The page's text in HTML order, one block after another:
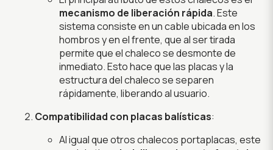
mecanismo de liberación rápida. Este
sistema consiste en un cable ubicada en los
hombros y en el frente, que al ser tirada
permite que el chaleco se desmonte de
inmediato. Esto hace que las placas y la
estructura del chaleco se separen
rápidamente, liberando al usuario.
Compatibilidad con placas balísticas:
Al igual que otros chalecos portaplacas, este